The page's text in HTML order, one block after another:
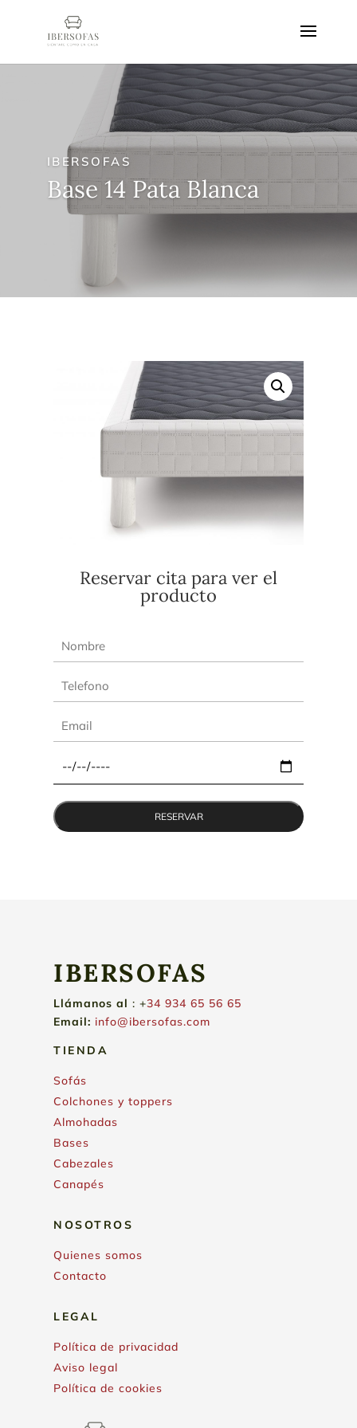
IBERSOFAS
Base 14 Pata Blanca
Reservar cita para ver el
producto
IBERSOFAS
Llámanos al : +34 934 65 56 65
Email: info@ibersofas.com
TIENDA
Sofás
Colchones y toppers
Almohadas
Bases
Cabezales
Canapés
NOSOTROS
Quienes somos
Contacto
LEGAL
Política de privacidad
Aviso legal
Política de cookies